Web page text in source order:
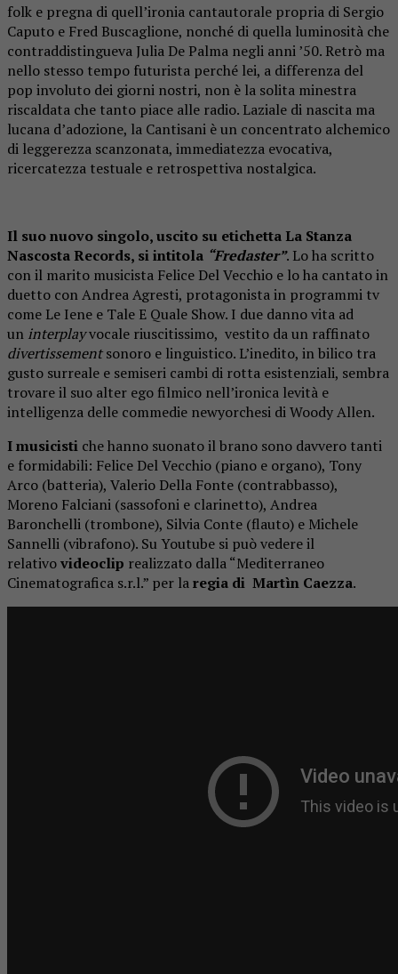
folk e pregna di quell’ironia cantautorale propria di Sergio
Caputo e Fred Buscaglione, nonché di quella luminosità che
contraddistingueva Julia De Palma negli anni ’50. Retrò ma
nello stesso tempo futurista perché lei, a differenza del
pop involuto dei giorni nostri, non è la solita minestra
riscaldata che tanto piace alle radio. Laziale di nascita ma
lucana d’adozione, la Cantisani è un concentrato alchemico
di leggerezza scanzonata, immediatezza evocativa,
ricercatezza testuale e retrospettiva nostalgica.
Il suo nuovo singolo,uscito su etichetta La Stanza
Nascosta Records, si intitola “Fredaster”. Lo ha scritto
con il marito musicista Felice Del Vecchio e lo ha cantato in
duetto conAndrea Agresti, protagonista in programmi tv
come Le Iene e Tale E Quale Show. I due danno vita ad
un interplayvocale riuscitissimo, vestito da un raffinato
divertissementsonoro e linguistico. L’inedito, in bilico tra
gusto surreale e semiseri cambi di rotta esistenziali, sembra
trovare il suo alter ego filmico nell’ironica levità e
intelligenza delle commedie newyorchesi di Woody Allen.
I musicisti che hanno suonato il brano sono davvero tanti
e formidabili: Felice Del Vecchio (piano e organo), Tony
Arco (batteria), Valerio Della Fonte (contrabbasso),
Moreno Falciani (sassofoni e clarinetto), Andrea
Baronchelli (trombone), Silvia Conte (flauto) e Michele
Sannelli (vibrafono). Su Youtube si può vedere il
relativovideoclip realizzato dalla “Mediterraneo
Cinematografica s.r.l.” per laregia di Martìn Caezza.